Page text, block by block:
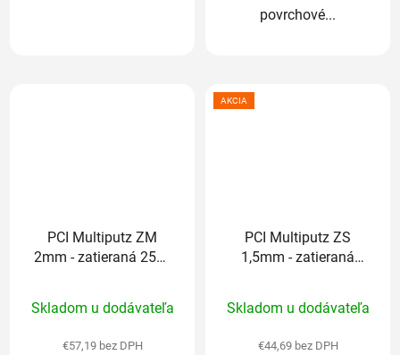
povrchové...
PCI Multiputz ZM
2mm - zatieraná 25kg
hodnotenie
produktu
Skladom u dodávateľa
€57,19 bez DPH
AKCIA
PCI Multiputz ZS
1,5mm - zatieraná
hodnotenie
produktu
Skladom u dodávateľa
€44,69 bez DPH